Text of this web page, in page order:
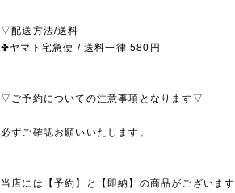
▽配送方法/送料
✤ヤマト宅急便 / 送料一律 580円
▽ご予約についての注意事項となります▽
必ずご確認お願いいたします。
当店には【予約】と【即納】の商品がございます